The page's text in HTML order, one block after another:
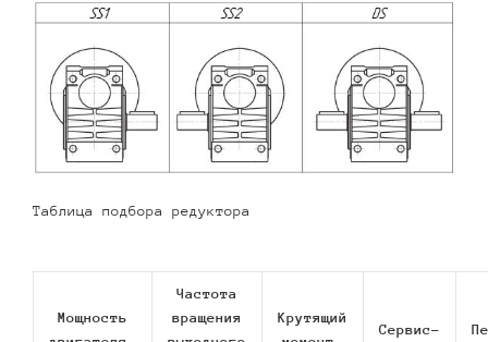
Таблица подбора редуктора
Мощность
Частота
вращения
Крутящий
Сервис-